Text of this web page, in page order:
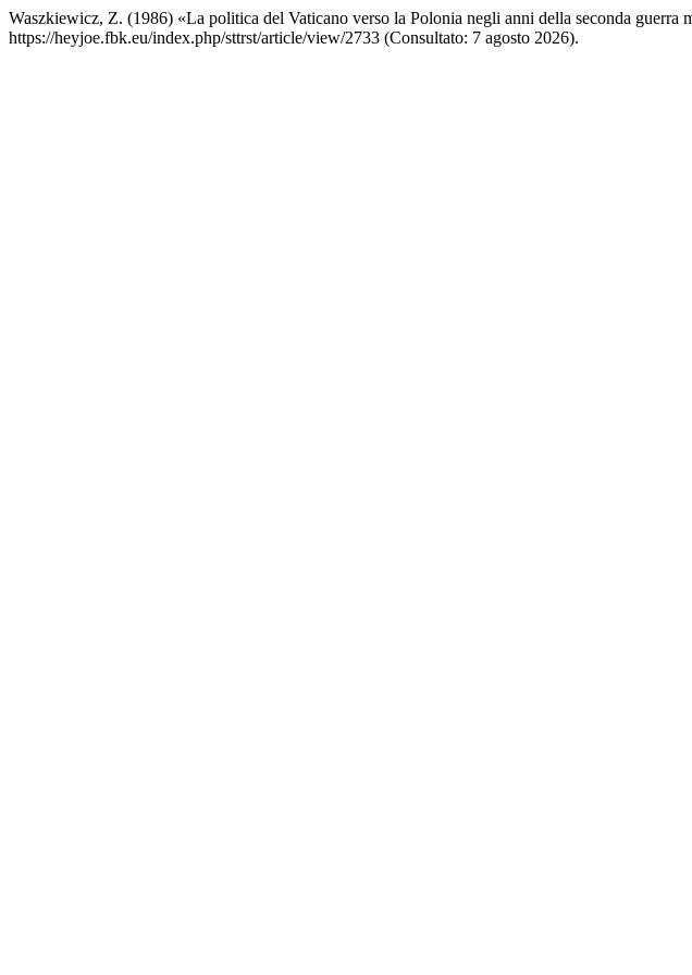
Waszkiewicz, Z. (1986) «La politica del Vaticano verso la Polonia negli anni della seconda guerra
https://heyjoe.fbk.eu/index.php/sttrst/article/view/2733 (Consultato: 7 agosto 2026).